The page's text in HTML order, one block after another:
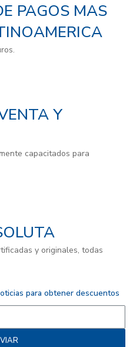
PAGOS MAS
Y
capacitados para
y originales, todas
para obtener descuentos